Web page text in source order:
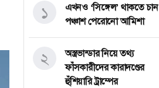
এখনও ‘সিঙ্গেল’ থাকতে চান
পঞ্চাশ পেরোনো আমিশা
১
অস্ত্রভান্ডার নিয়ে তথ্য
ফাঁসকারীদের কারাদণ্ডের
হুঁশিয়ারি ট্রাম্পের
২